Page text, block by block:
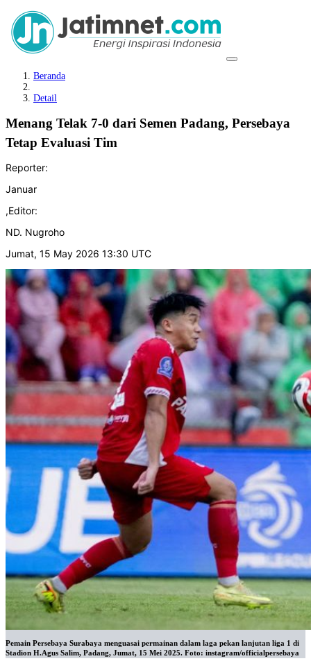
Beranda
Detail
Menang Telak 7-0 dari Semen Padang, Persebaya
Tetap Evaluasi Tim
Reporter:
Januar
,Editor:
ND. Nugroho
Jumat, 15 May 2026 13:30 UTC
Pemain Persebaya Surabaya menguasai permainan dalam laga pekan lanjutan liga 1 di
Stadion H.Agus Salim, Padang, Jumat, 15 Mei 2025. Foto: instagram/officialpersebaya